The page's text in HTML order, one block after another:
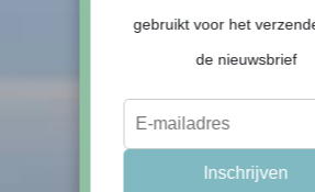
gebruikt voor het
de nieuwsbrief
Inschrijven